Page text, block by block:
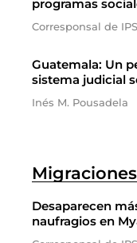
programas
Corresponsal de IPS
Guatemala: Un
sistema judicial
Inés M. Pousadela
Migraciones
Desaparecen
naufragios en